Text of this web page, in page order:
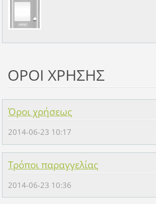
ΟΡΟΙ ΧΡΗΣΗΣ
Όροι χρήσεως
2014-06-23 10:17
Τρόποι παραγγελίας
2014-06-23 10:36